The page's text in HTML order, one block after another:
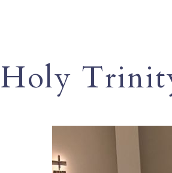
Holy